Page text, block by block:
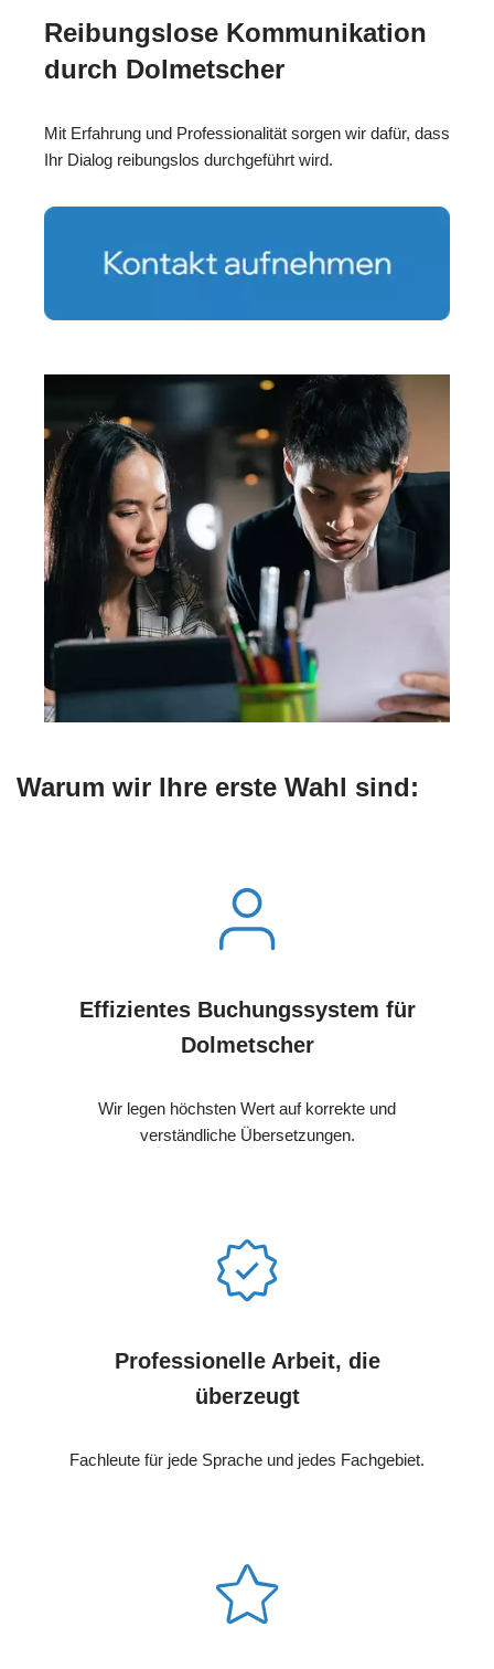
Reibungslose Kommunikation
durch Dolmetscher
Mit Erfahrung und Professionalität sorgen wir dafür, dass
Ihr Dialog reibungslos durchgeführt wird.
Warum wir Ihre erste Wahl sind:
Effizientes Buchungssystem für
Dolmetscher
Wir legen höchsten Wert auf korrekte und
verständliche Übersetzungen.
Professionelle Arbeit, die
überzeugt
Fachleute für jede Sprache und jedes Fachgebiet.